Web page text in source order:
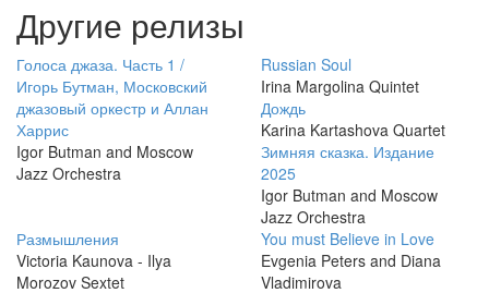
Другие релизы
Голоса джаза. Часть 1 /
Игорь Бутман, Московский
джазовый оркестр и Аллан
Харрис
Igor Butman and Moscow
Jazz Orchestra
Russian Soul
Irina Margolina Quintet
Дождь
Karina Kartashova Quartet
Зимняя сказка. Издание
2025
Igor Butman and Moscow
Jazz Orchestra
Размышления
Victoria Kaunova - Ilya
Morozov Sextet
You must Believe in Love
Evgenia Peters and Diana
Vladimirova